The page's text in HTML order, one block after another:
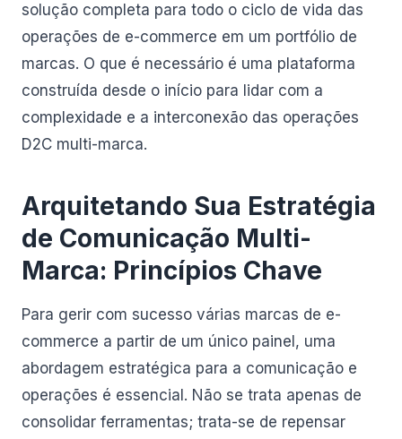
solução completa para todo o ciclo de vida das
operações de e-commerce em um portfólio de
marcas. O que é necessário é uma plataforma
construída desde o início para lidar com a
complexidade e a interconexão das operações
D2C multi-marca.
Arquitetando Sua Estratégia
de Comunicação Multi-
Marca: Princípios Chave
Para gerir com sucesso várias marcas de e-
commerce a partir de um único painel, uma
abordagem estratégica para a comunicação e
operações é essencial. Não se trata apenas de
consolidar ferramentas; trata-se de repensar